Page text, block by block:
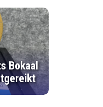
Bokaal